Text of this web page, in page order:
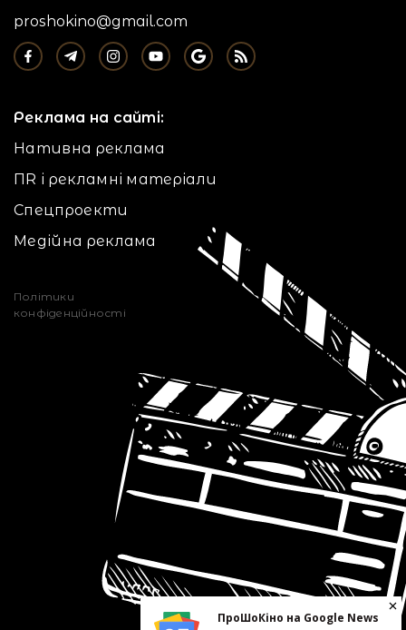
proshokino@gmail.com
Реклама на сайті:
Нативна реклама
ПR і рекламні матеріали
Спецпроекти
Медійна реклама
Політики
конфіденційності
ПроШоКіно на Google News